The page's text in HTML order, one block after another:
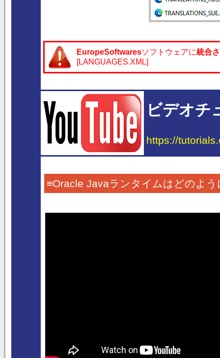
EuropeSoftwaresソフトウェアに統合
[LANGUAGES.XML]
ビデオチ
https://
≡Oracle Javaランタイムはどのよ